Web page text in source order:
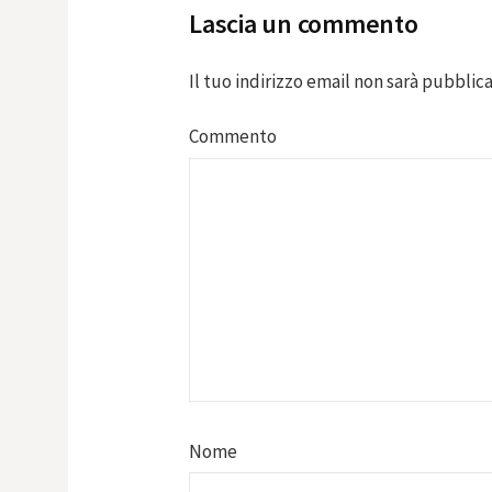
Lascia un commento
Il tuo indirizzo email non sarà
Commento
Nome